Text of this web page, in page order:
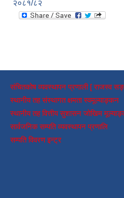
२०८१/८२
संचितकोष व्यवस्थापन प्रणाली [ राजस्व
स्थानीय तह संस्थागत क्षमता स्वमूल्याङ्कन
स्थानीय तह वित्तीय सुशासन जोखिम
सार्वजनिक सम्पति व्यवस्थापन प्रणालि
सम्पति विवरण इन्ट्र